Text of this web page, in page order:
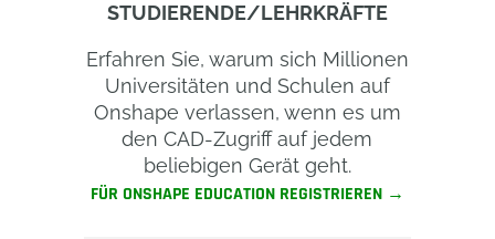
STUDIERENDE/LEHRKRÄFTE
Erfahren Sie, warum sich Millionen
Universitäten und Schulen auf
Onshape verlassen, wenn es um
den CAD-Zugriff auf jedem
beliebigen Gerät geht.
FÜR ONSHAPE EDUCATION REGISTRIEREN →